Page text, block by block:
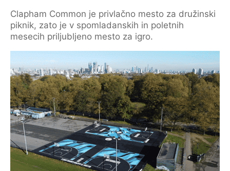
Clapham Common je privlačno mesto za družinski
piknik, zato je v spomladanskih in poletnih
mesecih priljubljeno mesto za igro.